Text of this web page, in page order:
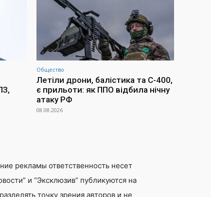
Общество
Летіли дрони, балістика та С-400,
є прильоти: як ППО відбила нічну
атаку РФ
08.08.2026
рекламы ответственность несет
и “Эксклюзив” публикуются на
точку зрения авторов и не